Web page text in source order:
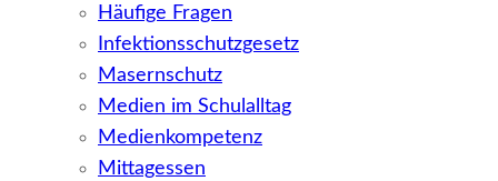
Häufige Fragen
Infektionsschutzgesetz
Masernschutz
Medien im Schulalltag
Medienkompetenz
Mittagessen